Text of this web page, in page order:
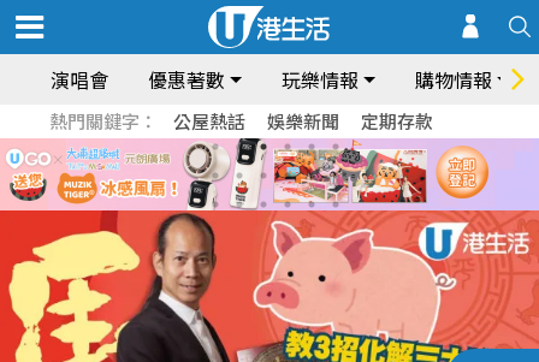
演唱會 優惠著數 玩樂情報 購物情報
熱門關鍵字： 公屋熱話 娛樂新聞 定期存款